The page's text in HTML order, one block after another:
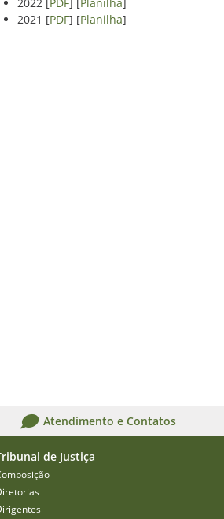
2021 [PDF] [Planilha]
Atendimento e Contatos
de Justiça